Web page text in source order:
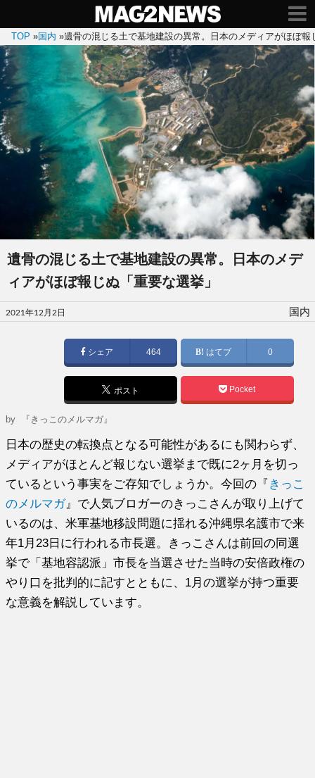
TOP »国内 »遺骨の混じる土で基地建設の異常。日本のメディアがほぼ報
遺骨の混じる土で基地建設の異常。日本のメデ
ィアがほぼ報じぬ「重要な選挙」
投
稿
2021年12月2日 国内
シェア 464 はてブ 0
ポスト Pocket
by 『きっこのメルマガ』
日本の歴史の転換点となる可能性があるにも関わらず、
メディアがほとんど報じない選挙まで既に2ヶ月を切っ
ているという事実をご存知でしょうか。今回の『 きっこ
のメルマガ』で人気ブロガーのきっこさんが取り上げて
いるのは、米軍基地移設問題に揺れる沖縄県名護市で来
年1月23日に行われる市長選。きっこさんは前回の同選
挙で「基地容認派」市長を当選させた当時の安倍政権の
やり口を批判的に記すとともに、1月の選挙が持つ重要
な意義を解説しています。